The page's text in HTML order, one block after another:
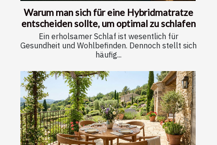
Warum man sich für eine Hybridmatratze
entscheiden sollte, um optimal zu schlafen
Ein erholsamer Schlaf ist wesentlich für
Gesundheit und Wohlbefinden. Dennoch stellt sich
häufig...